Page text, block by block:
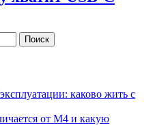
каково жить с
от M4 и какую